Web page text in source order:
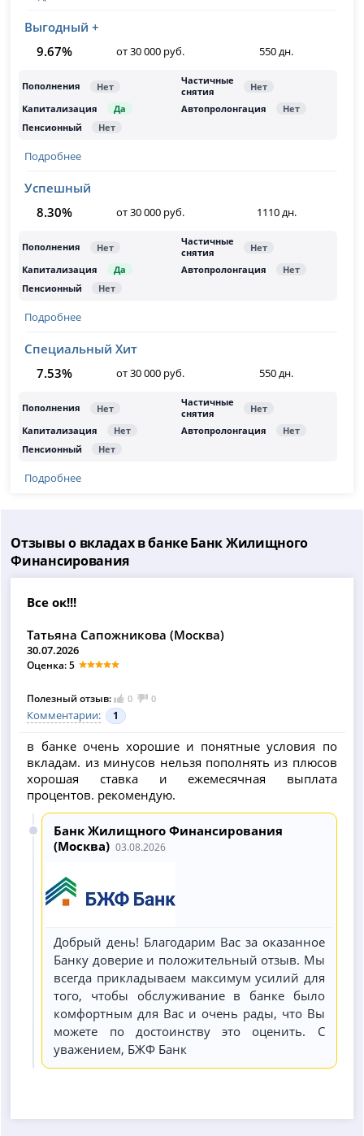
Выгодный +
9.67%
от 30 000 руб. 550 дн.
Подробнее
Успешный
8.30%
от 30 000 руб. 1110 дн.
Подробнее
Специальный Хит
7.53%
от 30 000 руб. 550 дн.
Подробнее
Отзывы о вкладах в банке Банк Жилищного
Финансирования
Все ок!!!
Татьяна Сапожникова (Москва)
30.07.2026
Оценка: 5
Полезный отзыв: 0 0
Комментарии: 1
в банке очень хорошие и понятные условия по
вкладам. из минусов нельзя пополнять из плюсов
хорошая ставка и ежемесячная выплата
процентов. рекомендую.
Банк Жилищного Финансирования
(Москва) 03.08.2026
Добрый день! Благодарим Вас за оказанное
Банку доверие и положительный отзыв. Мы
всегда прикладываем максимум усилий для
того, чтобы обслуживание в банке было
комфортным для Вас и очень рады, что Вы
можете по достоинству это оценить. С
уважением, БЖФ Банк